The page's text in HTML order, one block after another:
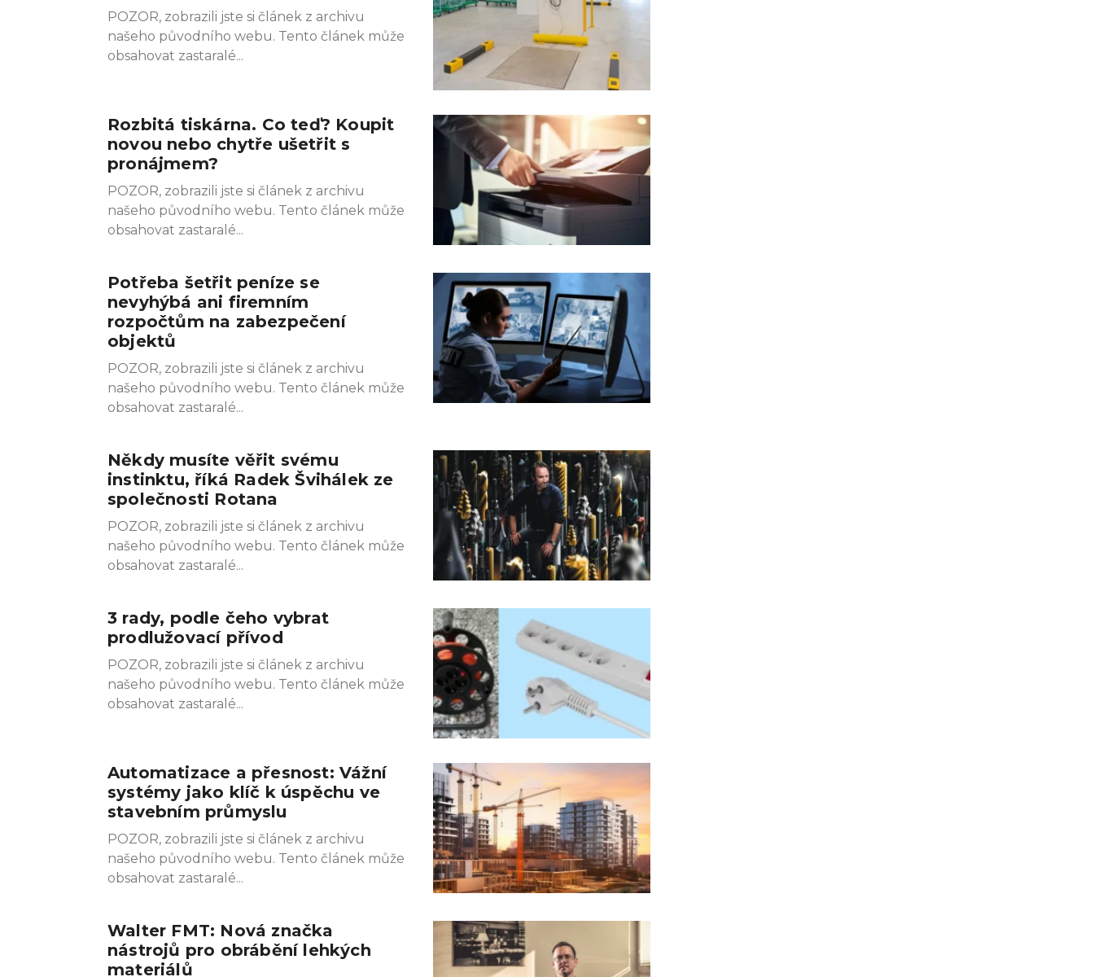
POZOR, zobrazili jste si článek z archivu
našeho původního webu. Tento článek může
obsahovat zastaralé
Rozbitá tiskárna. Co teď? Koupit
novou nebo chytře ušetřit s
pronájmem?
POZOR, zobrazili jste si článek z archivu
našeho původního webu. Tento článek může
obsahovat zastaralé
Potřeba šetřit peníze se
nevyhýbá ani firemním
rozpočtům na zabezpečení
objektů
POZOR, zobrazili jste si článek z archivu
našeho původního webu. Tento článek může
obsahovat zastaralé
Někdy musíte věřit svému
instinktu, říká Radek Švihálek ze
společnosti Rotana
POZOR, zobrazili jste si článek z archivu
našeho původního webu. Tento článek může
obsahovat zastaralé
3 rady, podle čeho vybrat
prodlužovací přívod
POZOR, zobrazili jste si článek z archivu
našeho původního webu. Tento článek může
obsahovat zastaralé
Automatizace a přesnost: Vážní
systémy jako klíč k úspěchu ve
stavebním průmyslu
POZOR, zobrazili jste si článek z archivu
našeho původního webu. Tento článek může
obsahovat zastaralé
Walter FMT: Nová značka
nástrojů pro obrábění lehkých
materiálů